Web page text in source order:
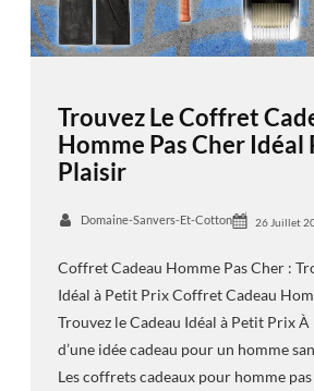
Trouvez Le Coffret
Homme Pas Cher Idéal
Plaisir
Domaine-Sanvers-Et-Cotton 26 Juillet
Coffret Cadeau Homme Pas Cher :
Idéal à Petit Prix Coffret Cadeau
Trouvez le Cadeau Idéal à Petit Prix
d’une idée cadeau pour un homme
Les coffrets cadeaux pour homme